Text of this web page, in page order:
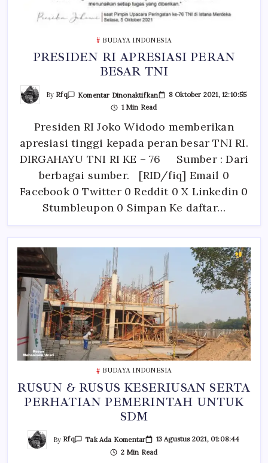
BUDAYA INDONESIA
PRESIDEN RI APRESIASI PERAN
BESAR TNI
By Rfq Komentar DinonaktifkanPada
PERAN
BESAR
TNI
8 Oktober 2021, 12:10:55
1 Min Read
Presiden RI Joko Widodo memberikan
apresiasi tinggi kepada peran besar TNI RI.
DIRGAHAYU TNI RI KE – 76 Sumber : Dari
berbagai sumber. [RID/fiq] Email 0
Facebook 0 Twitter 0 Reddit 0 X Linkedin 0
Stumbleupon 0 Simpan Ke daftar…
BUDAYA INDONESIA
RUSUN & RUSUS KESERIUSAN SERTA
PERHATIAN PEMERINTAH UNTUK
SDM
By Rfq Tak Ada KomentarPada
RUSUN
&
13 Agustus 2021, 01:08:44
2 Min Read